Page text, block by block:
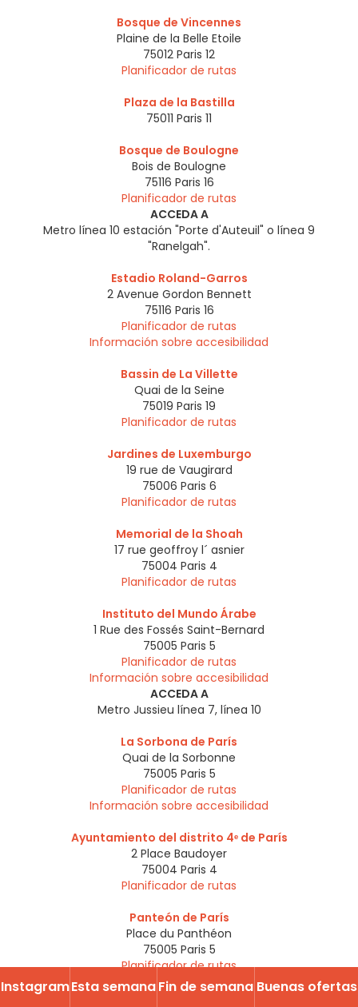
Bosque de Vincennes
Plaine de la Belle Etoile
75012 Paris 12
Planificador de rutas
Plaza de la Bastilla
75011 Paris 11
Bosque de Boulogne
Bois de Boulogne
75116 Paris 16
Planificador de rutas
ACCEDA A
Metro línea 10 estación "Porte d'Auteuil" o línea 9
"Ranelgah".
Estadio Roland-Garros
2 Avenue Gordon Bennett
75116 Paris 16
Planificador de rutas
Información sobre accesibilidad
Bassin de La Villette
Quai de la Seine
75019 Paris 19
Planificador de rutas
Jardines de Luxemburgo
19 rue de Vaugirard
75006 Paris 6
Planificador de rutas
Memorial de la Shoah
17 rue geoffroy l´ asnier
75004 Paris 4
Planificador de rutas
Instituto del Mundo Árabe
1 Rue des Fossés Saint-Bernard
75005 Paris 5
Planificador de rutas
Información sobre accesibilidad
ACCEDA A
Metro Jussieu línea 7, línea 10
La Sorbona de París
Quai de la Sorbonne
75005 Paris 5
Planificador de rutas
Información sobre accesibilidad
Ayuntamiento del distrito 4ᵉ de París
2 Place Baudoyer
75004 Paris 4
Planificador de rutas
Panteón de París
Place du Panthéon
75005 Paris 5
Planificador de rutas
ACCEDA A
Metro: Luxemburgo / Cardenal Lemoine / Maubert
InstagramEsta semanaFin de semana Buenas ofertas